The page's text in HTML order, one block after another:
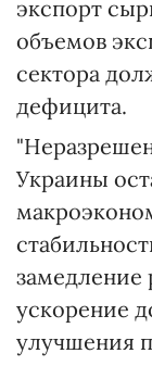
экспорт
объемов
сектора
дефицита.
Украины
замедление
ускорение
улучшения